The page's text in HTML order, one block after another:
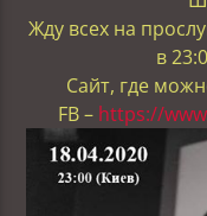
Жду всех на
в
Сайт, где
FB – https://